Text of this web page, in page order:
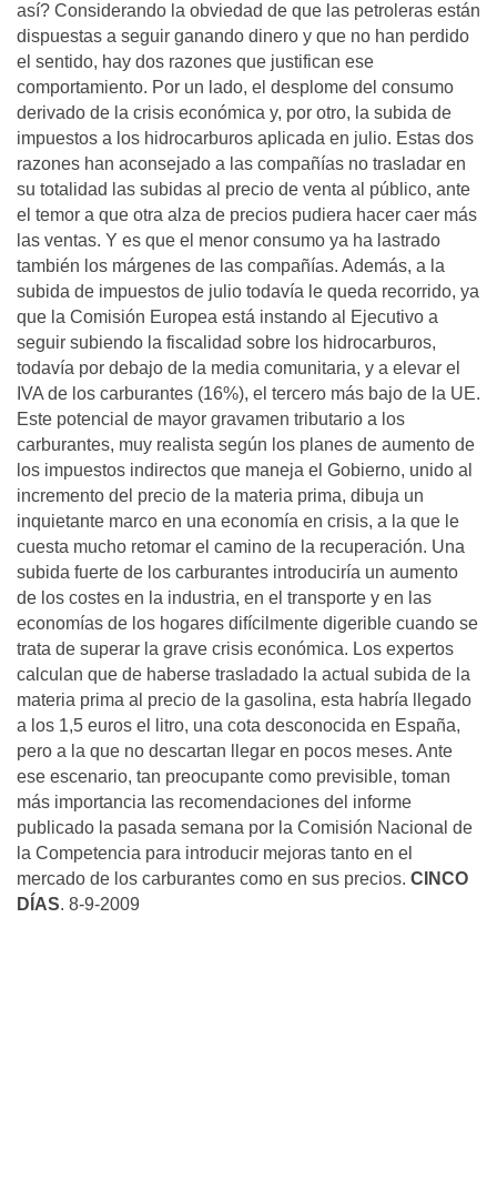
así? Considerando la obviedad de que las petroleras están
dispuestas a seguir ganando dinero y que no han perdido
el sentido, hay dos razones que justifican ese
comportamiento. Por un lado, el desplome del consumo
derivado de la crisis económica y, por otro, la subida de
impuestos a los hidrocarburos aplicada en julio. Estas dos
razones han aconsejado a las compañías no trasladar en
su totalidad las subidas al precio de venta al público, ante
el temor a que otra alza de precios pudiera hacer caer más
las ventas. Y es que el menor consumo ya ha lastrado
también los márgenes de las compañías. Además, a la
subida de impuestos de julio todavía le queda recorrido, ya
que la Comisión Europea está instando al Ejecutivo a
seguir subiendo la fiscalidad sobre los hidrocarburos,
todavía por debajo de la media comunitaria, y a elevar el
IVA de los carburantes (16%), el tercero más bajo de la UE.
Este potencial de mayor gravamen tributario a los
carburantes, muy realista según los planes de aumento de
los impuestos indirectos que maneja el Gobierno, unido al
incremento del precio de la materia prima, dibuja un
inquietante marco en una economía en crisis, a la que le
cuesta mucho retomar el camino de la recuperación. Una
subida fuerte de los carburantes introduciría un aumento
de los costes en la industria, en el transporte y en las
economías de los hogares difícilmente digerible cuando se
trata de superar la grave crisis económica. Los expertos
calculan que de haberse trasladado la actual subida de la
materia prima al precio de la gasolina, esta habría llegado
a los 1,5 euros el litro, una cota desconocida en España,
pero a la que no descartan llegar en pocos meses. Ante
ese escenario, tan preocupante como previsible, toman
más importancia las recomendaciones del informe
publicado la pasada semana por la Comisión Nacional de
la Competencia para introducir mejoras tanto en el
mercado de los carburantes como en sus precios. CINCO
DÍAS. 8-9-2009